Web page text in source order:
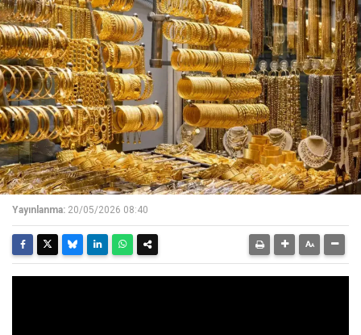
Yayınlanma: 20/05/2026 08:40